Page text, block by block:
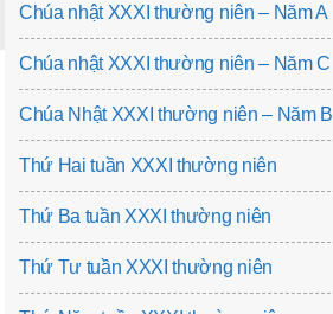
Chúa nhật XXXI thường niên – Năm A
Chúa nhật XXXI thường niên – Năm C
Chúa Nhật XXXI thường niên – Năm B
Thứ Hai tuần XXXI thường niên
Thứ Ba tuần XXXI thường niên
Thứ Tư tuần XXXI thường niên